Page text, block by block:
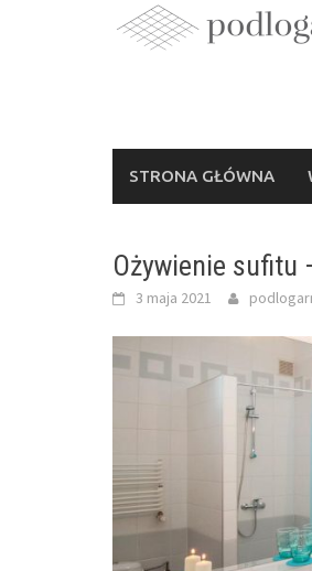
STRONA GŁÓWNA
Ożywienie sufitu
3 maja 2021